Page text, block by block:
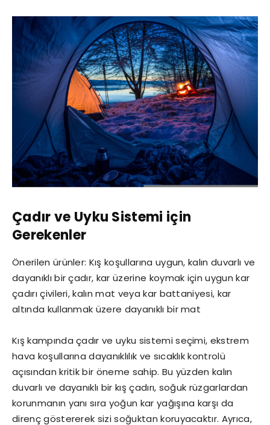
Çadır ve Uyku Sistemi için
Gerekenler
Önerilen ürünler: Kış koşullarına uygun, kalın duvarlı ve
dayanıklı bir çadır, kar üzerine koymak için uygun kar
çadırı çivileri, kalın mat veya kar battaniyesi, kar
altında kullanmak üzere dayanıklı bir mat
Kış kampında çadır ve uyku sistemi seçimi, ekstrem
hava koşullarına dayanıklılık ve sıcaklık kontrolü
açısından kritik bir öneme sahip. Bu yüzden kalın
duvarlı ve dayanıklı bir kış çadırı, soğuk rüzgarlardan
korunmanın yanı sıra yoğun kar yağışına karşı da
direnç göstererek sizi soğuktan koruyacaktır. Ayrıca,